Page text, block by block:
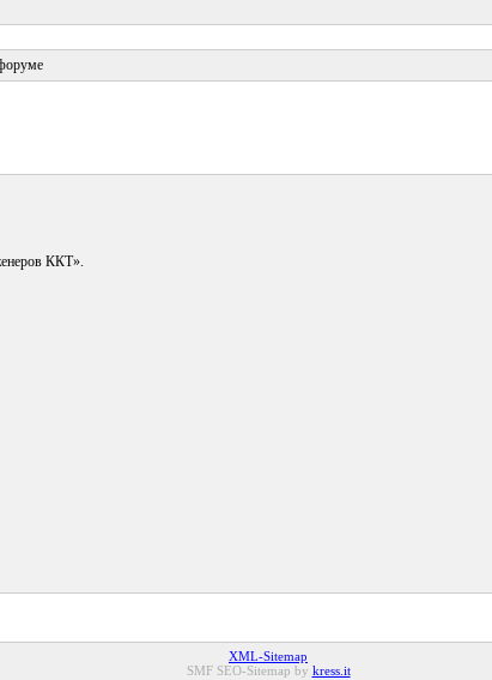
ККТ».
XML-Sitemap
SMF SEO-Sitemap by kress.it